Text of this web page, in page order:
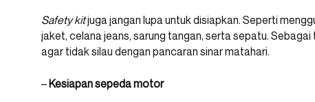
Safety kitjuga jangan lupa untuk disiapkan. Seperti
jaket, celana jeans, sarung tangan, serta sepatu.
agar tidak silau dengan pancaran sinar matahari.
– Kesiapan sepeda motor